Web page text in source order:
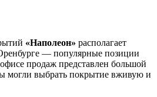
«Наполеон» располагает
— популярные позиции
продаж представлен большой
могли выбрать покрытие вживую и